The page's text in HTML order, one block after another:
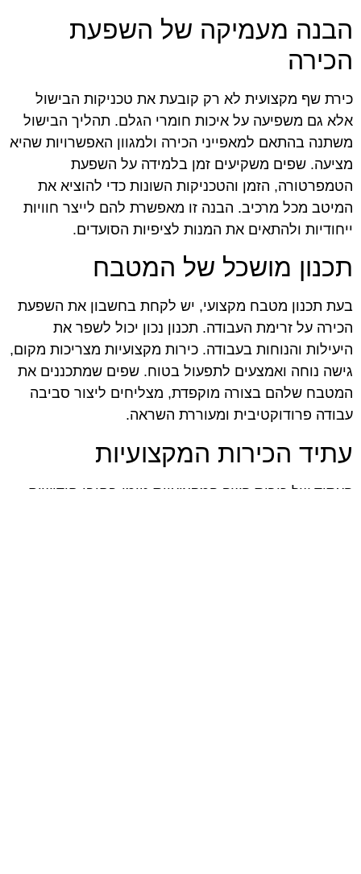
הבנה מעמיקה של השפעת
הכירה
כירת שף מקצועית לא רק קובעת את טכניקות הבישול
אלא גם משפיעה על איכות חומרי הגלם. תהליך הבישול
משתנה בהתאם למאפייני הכירה ולמגוון האפשרויות שהיא
מציעה. שפים משקיעים זמן בלמידה על השפעת
הטמפרטורה, הזמן והטכניקות השונות כדי להוציא את
המיטב מכל מרכיב. הבנה זו מאפשרת להם לייצר חוויות
ייחודיות ולהתאים את המנות לציפיות הסועדים.
תכנון מושכל של המטבח
בעת תכנון מטבח מקצועי, יש לקחת בחשבון את השפעת
הכירה על זרימת העבודה. תכנון נכון יכול לשפר את
היעילות והנוחות בעבודה. כירות מקצועיות מצריכות מקום,
גישה נוחה ואמצעים לתפעול בטוח. שפים שמתכננים את
המטבח שלהם בצורה מוקפדת, מצליחים ליצור סביבה
עבודה פרודוקטיבית ומעוררת השראה.
עתיד הכירות המקצועיות
העתיד של כירות השף המקצועיות טומן בחובו חידושים